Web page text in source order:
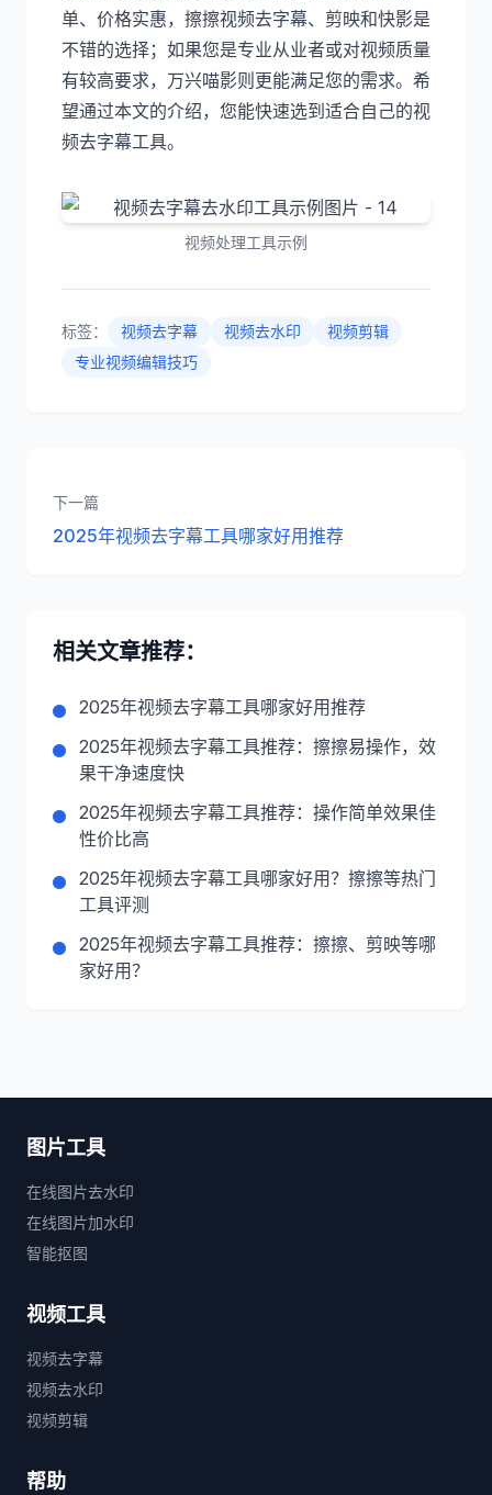
单、价格实惠，擦擦视频去字幕、剪映和快影是
不错的选择；如果您是专业从业者或对视频质量
有较高要求，万兴喵影则更能满足您的需求。希
望通过本文的介绍，您能快速选到适合自己的视
频去字幕工具。
视频处理工具示例
标签： 视频去字幕 视频去水印
视频剪辑
专业视频编辑技巧
下一篇
2025年视频去字幕工具哪家好用推荐
相关文章推荐：
2025年视频去字幕工具哪家好用推荐
2025年视频去字幕工具推荐：擦擦易操作，效
果干净速度快
2025年视频去字幕工具推荐：操作简单效果佳
性价比高
2025年视频去字幕工具哪家好用？擦擦等热门
工具评测
2025年视频去字幕工具推荐：擦擦、剪映等哪
家好用？
图片工具
在线图片去水印
在线图片加水印
智能抠图
视频工具
视频去字幕
视频去水印
视频剪辑
帮助